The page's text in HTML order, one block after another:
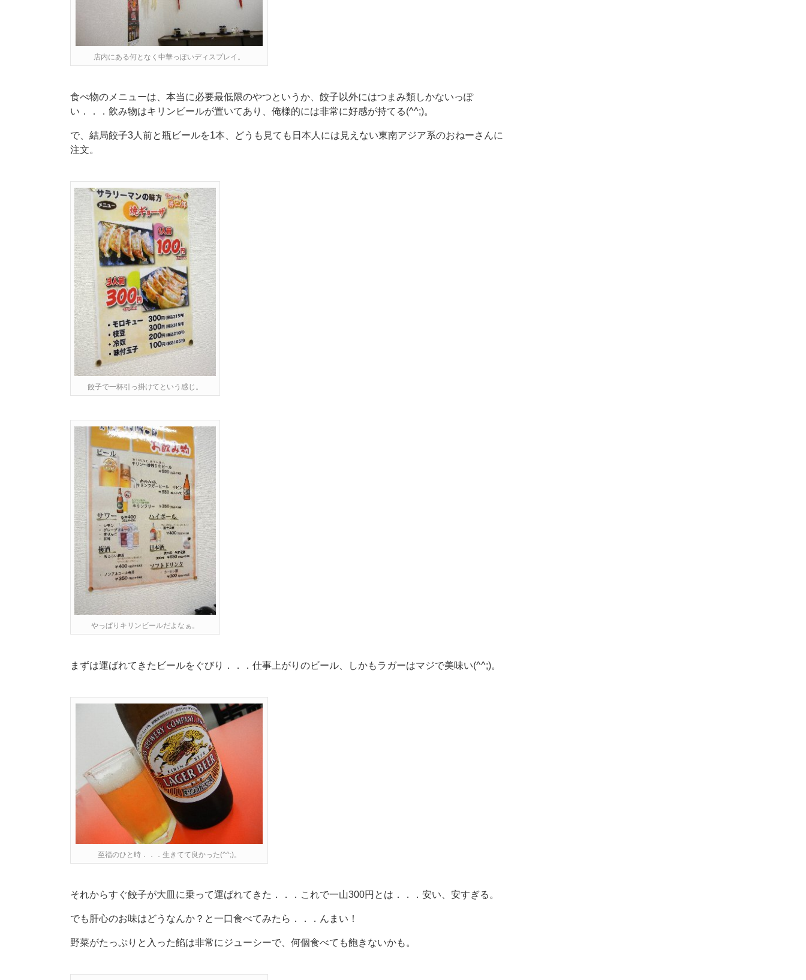
店内にある何となく中華っぽいディスプレイ。
食べ物のメニューは、本当に必要最低限のやつというか、餃子以外にはつまみ類しかないっぽ
い．．．飲み物はキリンビールが置いてあり、俺様的には非常に好感が持てる(^^;)。
で、結局餃子3人前と瓶ビールを1本、どうも見ても日本人には見えない東南アジア系のおねーさんに
注文。
餃子で一杯引っ掛けてという感じ。
やっぱりキリンビールだよなぁ。
まずは運ばれてきたビールをぐびり．．．仕事上がりのビール、しかもラガーはマジで美味い(^^;)。
至福のひと時．．．生きてて良かった(^^;)。
それからすぐ餃子が大皿に乗って運ばれてきた．．．これで一山300円とは．．．安い、安すぎる。
でも肝心のお味はどうなんか？と一口食べてみたら．．．んまい！
野菜がたっぷりと入った餡は非常にジューシーで、何個食べても飽きないかも。